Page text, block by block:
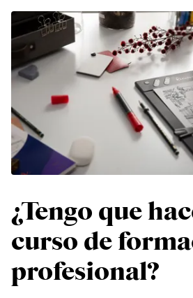
¿Tengo que
curso de
profesional?